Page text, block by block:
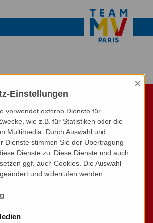
und Sportler aus MV auf
Olympischen und Paralympischen Spielen.
kennen und fiebern Sie mit bei
Einstellungen
×
verwendet externe Dienste für
wie z.B. für Statistiken oder die
Multimedia. Durch Auswahl und
Dienste stimmen Sie der Übertragung
Dienste zu. Diese Dienste und auch
ggf. auch Cookies. Die Auswahl
und widerrufen werden.